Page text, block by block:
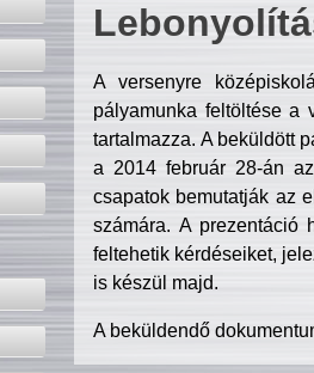
A versenyre
pályamunka feltöltése a
tartalmazza. A beküldött
a 2014 február 28-án
csapatok bemutatják az
számára. A prezentáció
feltehetik kérdéseiket,
is készül majd.
A beküldendő